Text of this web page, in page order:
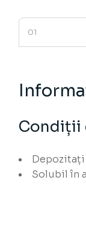
Condiții
Depozitați
Solubil în